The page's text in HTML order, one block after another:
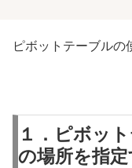
ピボットテーブルの
１．ピボッ
の場所を指定